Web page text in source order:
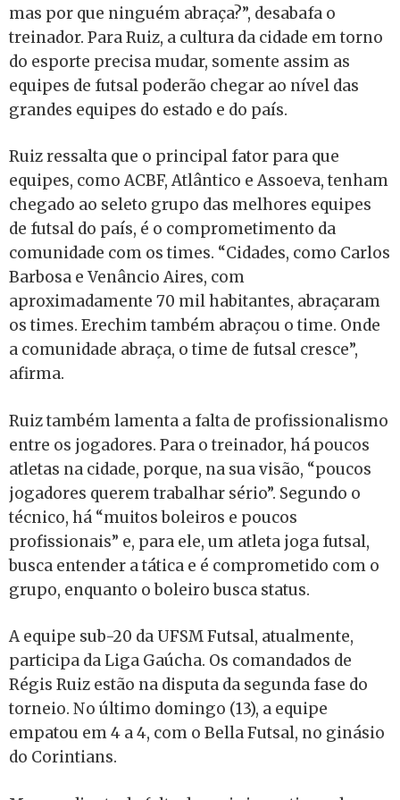
mas por que ninguém abraça?”, desabafa o
treinador. Para Ruiz, a cultura da cidade em torno
do esporte precisa mudar, somente assim as
equipes de futsal poderão chegar ao nível das
grandes equipes do estado e do país.
Ruiz ressalta que o principal fator para que
equipes, como ACBF, Atlântico e Assoeva, tenham
chegado ao seleto grupo das melhores equipes
de futsal do país, é o comprometimento da
comunidade com os times. “Cidades, como Carlos
Barbosa e Venâncio Aires, com
aproximadamente 70 mil habitantes, abraçaram
os times. Erechim também abraçou o time. Onde
a comunidade abraça, o time de futsal cresce”,
afirma.
Ruiz também lamenta a falta de profissionalismo
entre os jogadores. Para o treinador, há poucos
atletas na cidade, porque, na sua visão, “poucos
jogadores querem trabalhar sério”. Segundo o
técnico, há “muitos boleiros e poucos
profissionais” e, para ele, um atleta joga futsal,
busca entender a tática e é comprometido com o
grupo, enquanto o boleiro busca status.
A equipe sub-20 da UFSM Futsal, atualmente,
participa da Liga Gaúcha. Os comandados de
Régis Ruiz estão na disputa da segunda fase do
torneio. No último domingo (13), a equipe
empatou em 4 a 4, com o Bella Futsal, no ginásio
do Corintians.